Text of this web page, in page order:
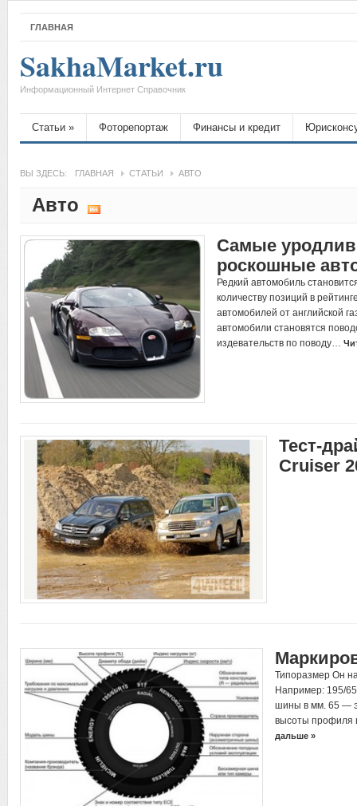
ГЛАВНАЯ
SakhaMarket.ru
Информационный Интернет Справочник
Статьи » Фоторепортаж Финансы и кредит
ВЫ ЗДЕСЬ: ГЛАВНАЯ СТАТЬИ АВТО
Авто
Самые
роскошные
Редкий автомобиль
количеству позиций в
автомобилей от английской
автомобили становятся
издевательств по поводу…
Тест-
Cruiser
Типоразмер Он
Например: 195/
шины в мм. 65 —
высоты
дальше »